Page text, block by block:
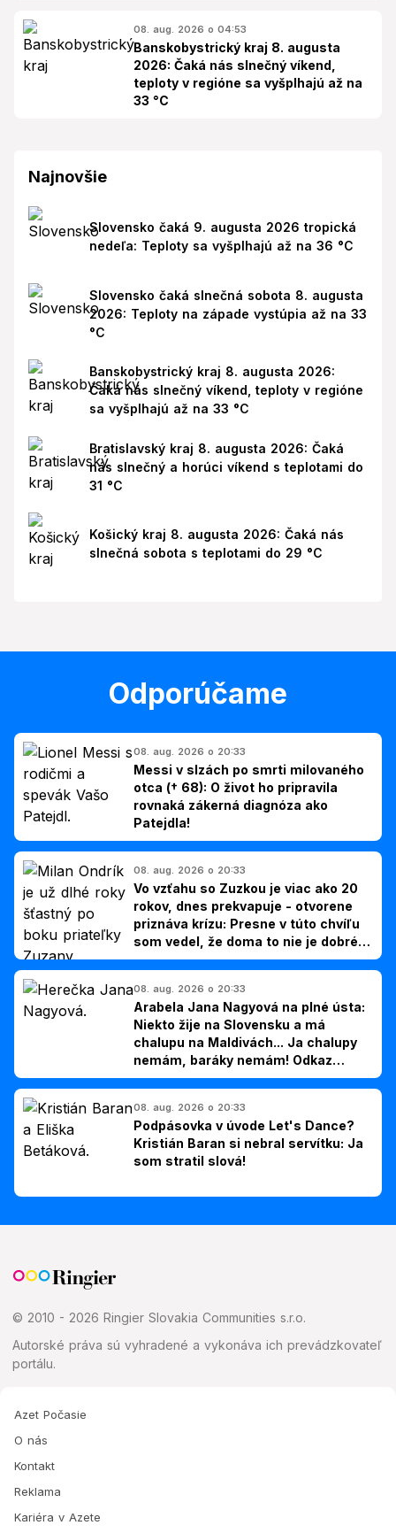
08. aug. 2026 o 04:53
Banskobystrický kraj 8. augusta
2026: Čaká nás slnečný víkend,
teploty v regióne sa vyšplhajú až na
33 °C
Najnovšie
Slovensko čaká 9. augusta 2026 tropická
nedeľa: Teploty sa vyšplhajú až na 36 °C
Slovensko čaká slnečná sobota 8. augusta
2026: Teploty na západe vystúpia až na 33
°C
Banskobystrický kraj 8. augusta 2026:
Čaká nás slnečný víkend, teploty v regióne
sa vyšplhajú až na 33 °C
Bratislavský kraj 8. augusta 2026: Čaká
nás slnečný a horúci víkend s teplotami do
31 °C
Košický kraj 8. augusta 2026: Čaká nás
slnečná sobota s teplotami do 29 °C
Odporúčame
08. aug. 2026 o 20:33
Messi v slzách po smrti milovaného
otca († 68): O život ho pripravila
rovnaká zákerná diagnóza ako
Patejdla!
08. aug. 2026 o 20:33
Vo vzťahu so Zuzkou je viac ako 20
rokov, dnes prekvapuje - otvorene
priznáva krízu: Presne v túto chvíľu
som vedel, že doma to nie je dobré,
hovorí Milan Ondrík
08. aug. 2026 o 20:33
Arabela Jana Nagyová na plné ústa:
Niekto žije na Slovensku a má
chalupu na Maldivách... Ja chalupy
nemám, baráky nemám! Odkaz
Slovákom
08. aug. 2026 o 20:33
Podpásovka v úvode Let's Dance?
Kristián Baran si nebral servítku: Ja
som stratil slová!
© 2010 - 2026 Ringier Slovakia Communities s.r.o.
Autorské práva sú vyhradené a vykonáva ich prevádzkovateľ
portálu.
Azet Počasie
O nás
Kontakt
Reklama
Kariéra v Azete